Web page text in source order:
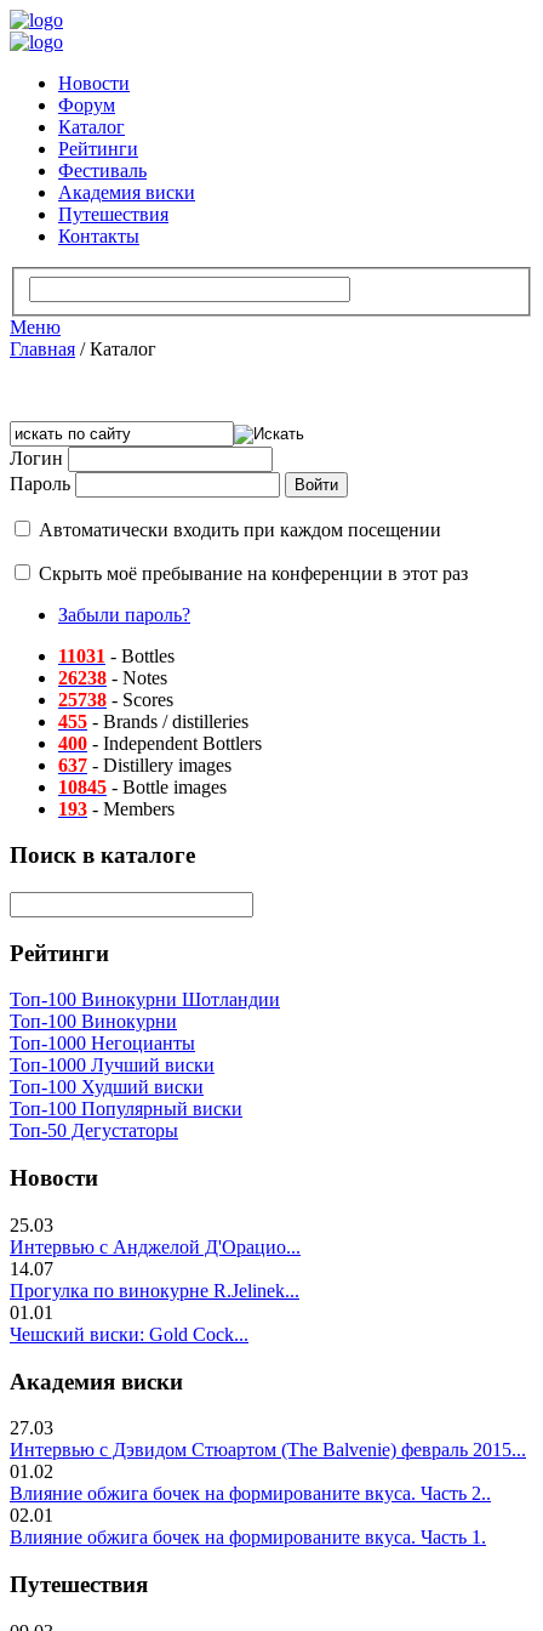
Новости
Форум
Каталог
Рейтинги
Фестиваль
Академия виски
Путешествия
Контакты
Меню
Главная /Каталог
Логин
Пароль
Автоматически входить при каждом посещении
Скрыть моё пребывание на конференции в этот раз
Забыли пароль?
11031 - Bottles
26238 - Notes
25738 - Scores
455 - Brands / distilleries
400 - Independent Bottlers
637 - Distillery images
10845 - Bottle images
193 - Members
Поиск в каталоге
Рейтинги
Топ-100 Винокурни Шотландии
Топ-100 Винокурни
Топ-1000 Негоцианты
Топ-1000 Лучший виски
Топ-100 Худший виски
Топ-100 Популярный виски
Топ-50 Дегустаторы
Новости
25.03
Интервью с Анджелой Д'Орацио...
14.07
Прогулка по винокурне R.Jelinek...
01.01
Чешский виски: Gold Cock...
Академия виски
27.03
Интервью с Дэвидом Стюартом (The Balvenie) февраль 2015...
01.02
Влияние обжига бочек на формированите вкуса. Часть 2..
02.01
Влияние обжига бочек на формированите вкуса. Часть 1.
Путешествия